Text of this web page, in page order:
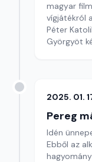
magyar
vígjátékról
Péter
Györgyöt
2025. 01.
Pereg
Idén
Ebből az